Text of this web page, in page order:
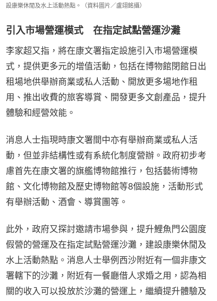
設康樂休閒及水上活動熱點。（資料圖片／盧翊銘攝）
引入市場營運模式 在指定試點營運沙灘
李家超又指，將在康文署指定設施引入市場營運模
式，提供更多元的增值活動，包括在博物館閉館日出
租場地供舉辦商業或私人活動、開放更多場地作租
用、推出收費的旅客導賞、開發更多文創產品，提升
體驗和經營效能。
消息人士指現時康文署間中亦有舉辦商業或私人活
動，但並非結構性或有系統化制度營辦。政府初步考
慮首先在康文署的旗艦博物館推行，包括藝術博物
館、文化博物館及歷史博物館等8個設施，活動形式
有舉辦活動、酒會、導賞團等。
此外，政府又探討邀請市場參與，提升鯉魚門公園度
假營的營運及在指定試點營運沙灘，建設康樂休閒及
水上活動熱點。消息人士舉例西沙附近有一個非康文
署轄下的沙灘，附近有一餐廳借人求婚之用，認為相
關的收入可以投放於沙灘的營運上，繼續提升體驗及